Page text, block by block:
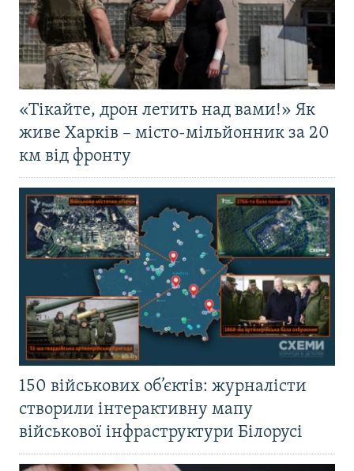
«Тікайте, дрон летить над вами!» Як
живе Харків – місто-мільйонник за 20
км від фронту
150 військових об’єктів: журналісти
створили інтерактивну мапу
військової інфраструктури Білорусі